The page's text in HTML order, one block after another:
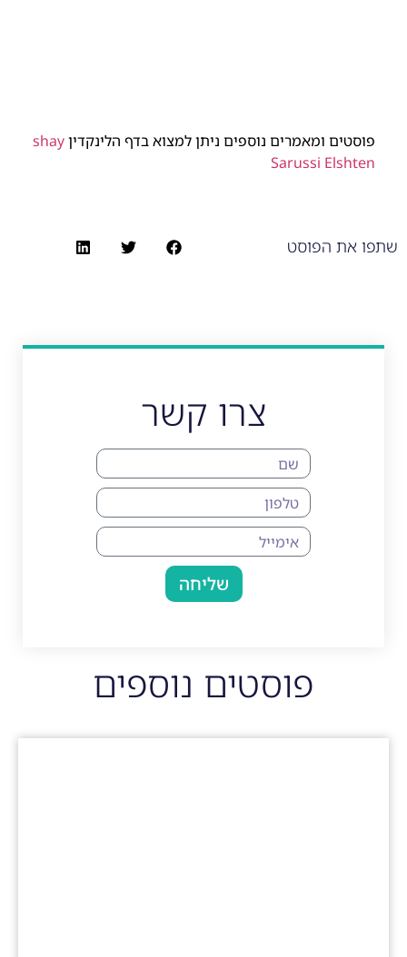
פוסטים ומאמרים נוספים ניתן למצוא בדף הלינקדיןshay
Sarussi Elshten
שתפו את הפוסט
צרו קשר
שליחה
פוסטים נוספים